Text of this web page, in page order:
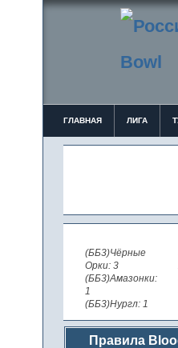
ГЛАВНАЯ ЛИГА
(ББ3)Чёрные
Орки: 3
(ББ3)Амазонки:
1
(ББ3)Нургл: 1
Правила